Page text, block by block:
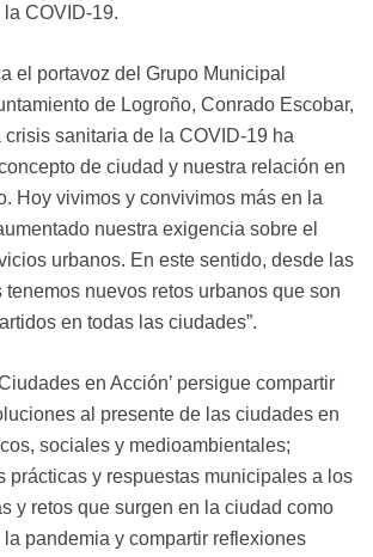
COVID-19.
el portavoz del Grupo Municipal
de Logroño, Conrado Escobar,
crisis sanitaria de la COVID-19 ha
de ciudad y nuestra relación en
Hoy vivimos y convivimos más en la
nuestra exigencia sobre el
urbanos. En este sentido, desde las
nuevos retos urbanos que son
en todas las ciudades”.
en Acción’ persigue compartir
al presente de las ciudades en
sociales y medioambientales;
prácticas y respuestas municipales a los
y retos que surgen en la ciudad como
pandemia y compartir reflexiones